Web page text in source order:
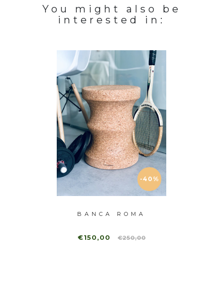
You might also be
interested in:
-40%
BANCA ROMA
€150,00 €250,00